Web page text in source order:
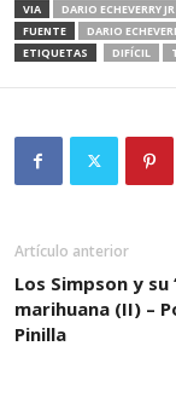
VIA
DARIO ECHEVERRY JR
FUENTE
DARIO
ETIQUETAS
DIFÍCIL
Artículo anterior
Los Simpson y su
marihuana (II) –
Pinilla